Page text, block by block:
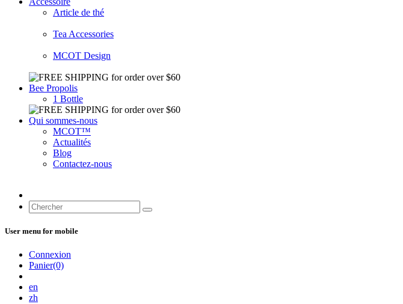
Article de thé
Tea Accessories
MCOT Design
Bee Propolis
1 Bottle
Qui sommes-nous
MCOT™
Actualités
Blog
Contactez-nous
User menu for mobile
Connexion
Panier(0)
en
zh